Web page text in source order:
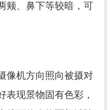
颊、鼻下等较暗，可
像机方向照向被摄对
表现景物固有色彩，